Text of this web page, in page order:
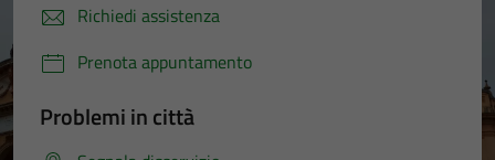
Richiedi assistenza
Prenota appuntamento
Problemi in città